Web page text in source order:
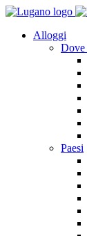
Alloggi
Dove
Paesi